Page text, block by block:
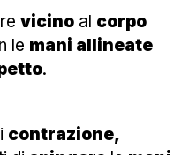
vicino al corpo
le mani allineate
.
contrazione,